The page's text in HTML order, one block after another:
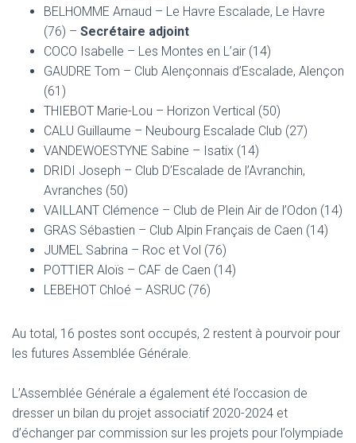
BELHOMME Arnaud – Le Havre Escalade, Le Havre
(76) – Secrétaire adjoint
COCO Isabelle – Les Montes en L’air (14)
GAUDRE Tom – Club Alençonnais d’Escalade, Alençon
(61)
THIEBOT Marie-Lou – Horizon Vertical (50)
CALU Guillaume – Neubourg Escalade Club (27)
VANDEWOESTYNE Sabine – Isatix (14)
DRIDI Joseph – Club D’Escalade de l’Avranchin,
Avranches (50)
VAILLANT Clémence – Club de Plein Air de l’Odon (14)
GRAS Sébastien – Club Alpin Français de Caen (14)
JUMEL Sabrina – Roc et Vol (76)
POTTIER Aloïs – CAF de Caen (14)
LEBEHOT Chloé – ASRUC (76)
Au total, 16 postes sont occupés, 2 restent à pourvoir pour
les futures Assemblée Générale.
L’Assemblée Générale a également été l’occasion de
dresser un bilan du projet associatif 2020-2024 et
d’échanger par commission sur les projets pour l’olympiade